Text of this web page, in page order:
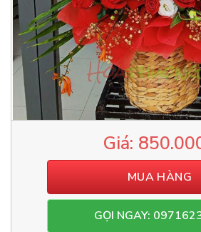
MUA HÀNG
GỌI NGAY: